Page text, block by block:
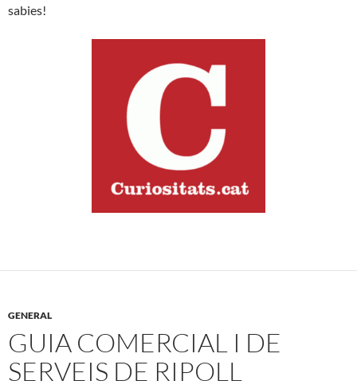
sabies!
GENERAL
GUIA COMERCIAL I DE
SERVEIS DE RIPOLL